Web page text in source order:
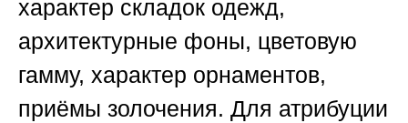
характер складок одежд,
архитектурные фоны, цветовую
гамму, характер орнаментов,
приёмы золочения. Для атрибуции